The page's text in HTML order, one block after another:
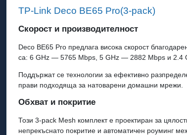
TP-Link Deco BE65 Pro(3-pack)
Скорост и производителност
Deco BE65 Pro предлага висока скорост
са: 6 GHz — 5765 Mbps, 5 GHz — 2882 Mbps и 2.4
Поддържат се технологии за ефективно
прави подходяща за натоварени домашни мрежи.
Обхват и покритие
Този 3‑pack Mesh комплект е проектиран за
непрекъснато покритие и автоматичен роуминг